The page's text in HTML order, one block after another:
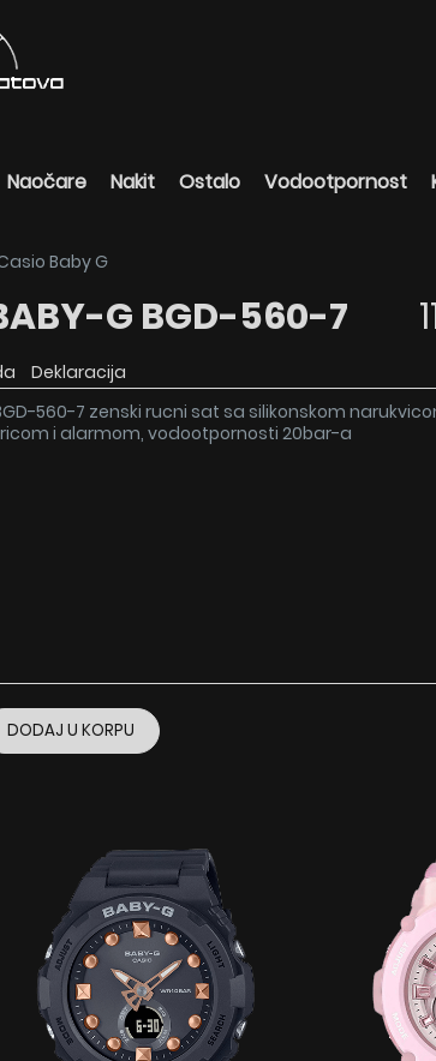
Naočare Nakit Ostalo Vodootpornost
Baby G
G BGD-560-7
Deklaracija
560-7 zenski rucni sat sa silikonskom
i alarmom, vodootpornosti 20bar-a
DODAJ U KORPU